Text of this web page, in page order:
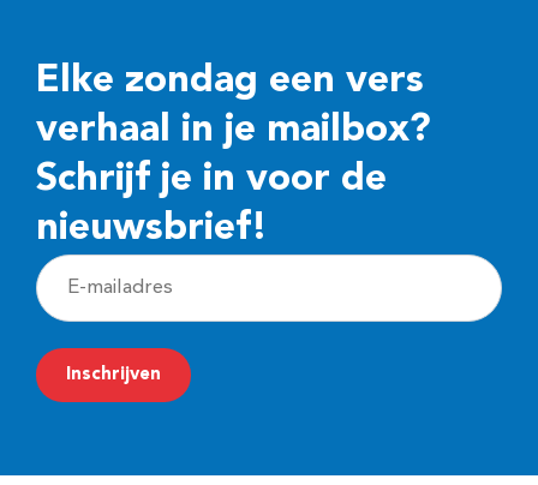
Elke zondag een vers
verhaal in je mailbox?
Schrijf je in voor de
nieuwsbrief!
E
-
m
a
Inschrijven